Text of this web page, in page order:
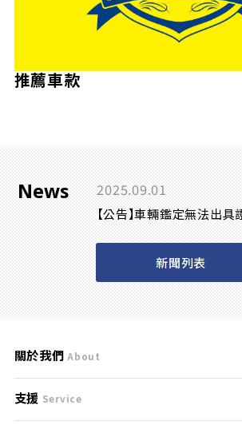
推薦車款
News 2025.09.01
【公告】車輛鑑定無法出
新聞列表
關於我們 About
刊登規範
支援 Service